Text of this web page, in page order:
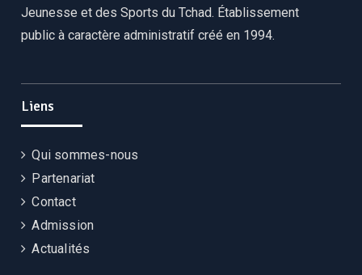
Jeunesse et des Sports du Tchad. Établissement
public à caractère administratif créé en 1994.
Liens
Qui sommes-nous
Partenariat
Contact
Admission
Actualités